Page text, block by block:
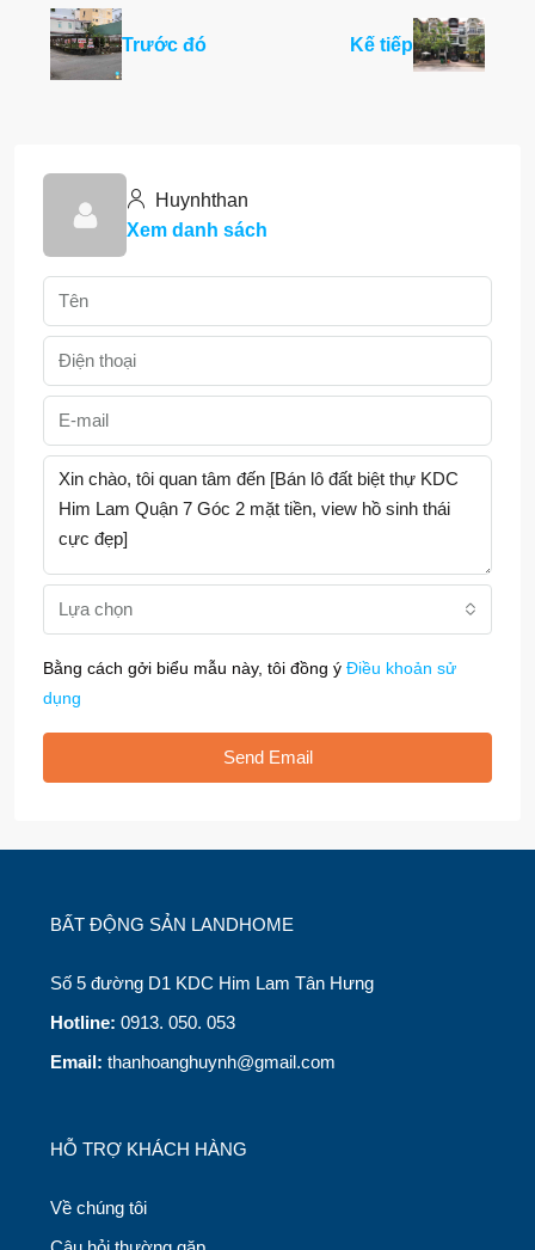
Trước đó Kế tiếp
Huynhthan
Xem danh sách
Lựa chọn
Bằng cách gởi biểu mẫu này, tôi đồng ý Điều khoản sử
dụng
Send Email
BẤT ĐỘNG SẢN LANDHOME
Số 5 đường D1 KDC Him Lam Tân Hưng
Hotline: 0913. 050. 053
Email: thanhoanghuynh@gmail.com
HỖ TRỢ KHÁCH HÀNG
Về chúng tôi